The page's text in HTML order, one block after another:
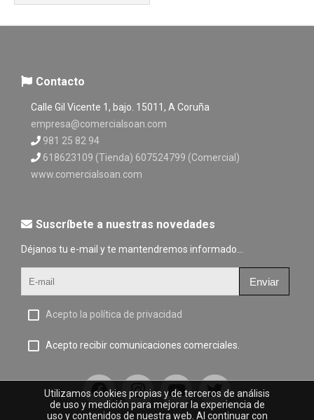
Contacto
Calle Gil Vicente 1, bajo. 15011, A Coruña
empresa@comercialsoan.com
981 25 82 94
618623109 (Tienda) 607524799 (Comercial)
www.comercialsoan.com
Suscríbete a nuestras novedades
Déjanos tu e-mail y te mantendremos informado...
Enviar
Acepto la política de privacidad
Acepto recibir comunicaciones comerciales.
Utilizamos cookies propias y de terceros de análisis
de uso y medición para mejorar la experiencia de
uso y contenidos de nuestra web. Al continuar con